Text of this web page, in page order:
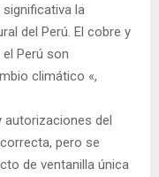
significativa la
del Perú. El cobre y
Perú son
climático «,
autorizaciones del
pero se
de ventanilla única